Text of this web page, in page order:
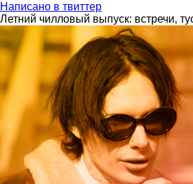
Написано в твиттер
Летний чилловый выпуск: встречи,